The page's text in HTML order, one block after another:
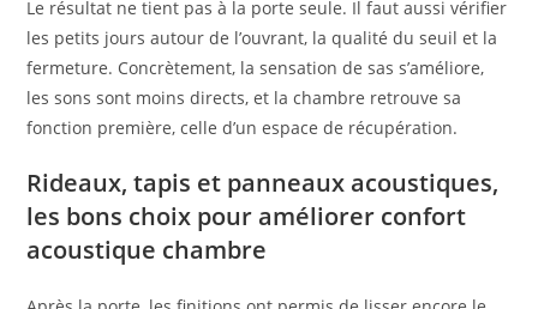
Le résultat ne tient pas à la porte seule. Il faut aussi vérifier
les petits jours autour de l’ouvrant, la qualité du seuil et la
fermeture. Concrètement, la sensation de sas s’améliore,
les sons sont moins directs, et la chambre retrouve sa
fonction première, celle d’un espace de récupération.
Rideaux, tapis et panneaux acoustiques,
les bons choix pour améliorer confort
acoustique chambre